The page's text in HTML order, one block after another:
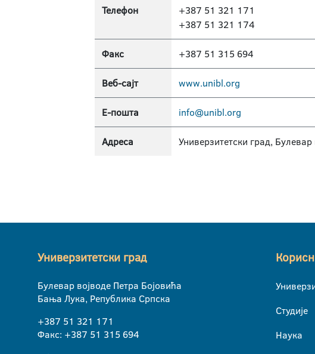
Телефон
+387 51 321 171
+387 51 321 174
Факс +387 51 315 694
Веб-сајт www.unibl.org
Е-пошта info@unibl.org
Адреса Универзитетски град,
Универзитетски град
Булевар војводе Петра Бојовића
Бања Лука, Република Српска
+387 51 321 171
Факс: +387 51 315 694
Студије
Наука